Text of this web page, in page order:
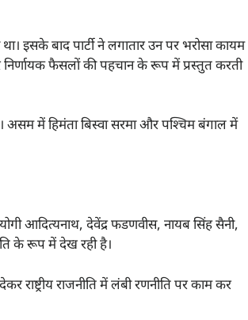
इसके बाद पार्टी ने लगातार उन पर भरोसा कायम
निर्णायक फैसलों की पहचान के रूप में प्रस्तुत करती
असम में हिमंता बिस्वा सरमा और पश्चिम बंगाल में
आदित्यनाथ, देवेंद्र फडणवीस, नायब सिंह सैनी,
के रूप में देख रही है।
राष्ट्रीय राजनीति में लंबी रणनीति पर काम कर